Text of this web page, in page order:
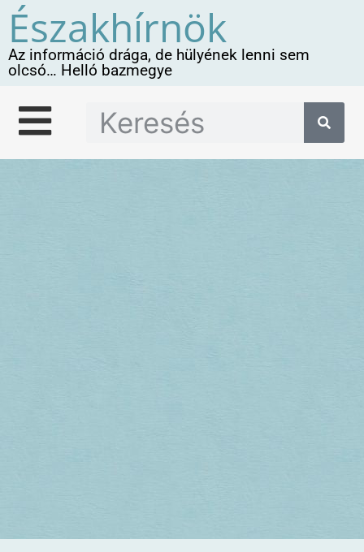
Északhírnök
Az információ drága, de hülyének lenni sem
olcsó… Helló bazmegye